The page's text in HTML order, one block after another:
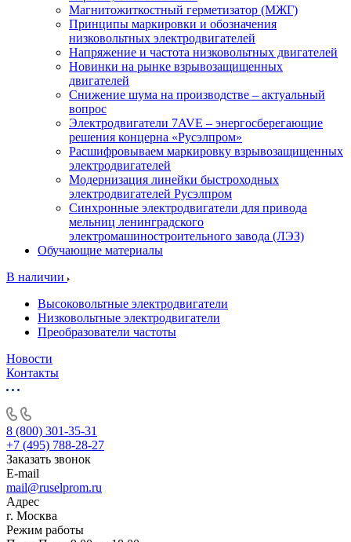
Магнитожиткостный герметизатор (МЖГ)
Принципы маркировки и обозначения
низковольтных электродвигателей
Напряжение и частота низковольтных двигателей
Новинки на рынке взрывозащищенных
двигателей
Снижение шума на производстве – актуальный
вопрос
Электродвигатели 7AVE – энергосберегающие
решения концерна «Русэлпром»
Расшифровываем маркировку взрывозащищенных
электродвигателей
Модернизация линейки быстроходных
электродвигателей Русэлпром
Синхронные электродвигатели для привода
мельниц ленинградского
электромашиностроительного завода (ЛЭЗ)
Обучающие материалы
В наличии
Высоковольтные электродвигатели
Низковольтные электродвигатели
Преобразователи частоты
Новости
Контакты
8 (800) 301-35-31
+7 (495) 788-28-27
Заказать звонок
E-mail
mail@ruselprom.ru
Адрес
г. Москва
Режим работы